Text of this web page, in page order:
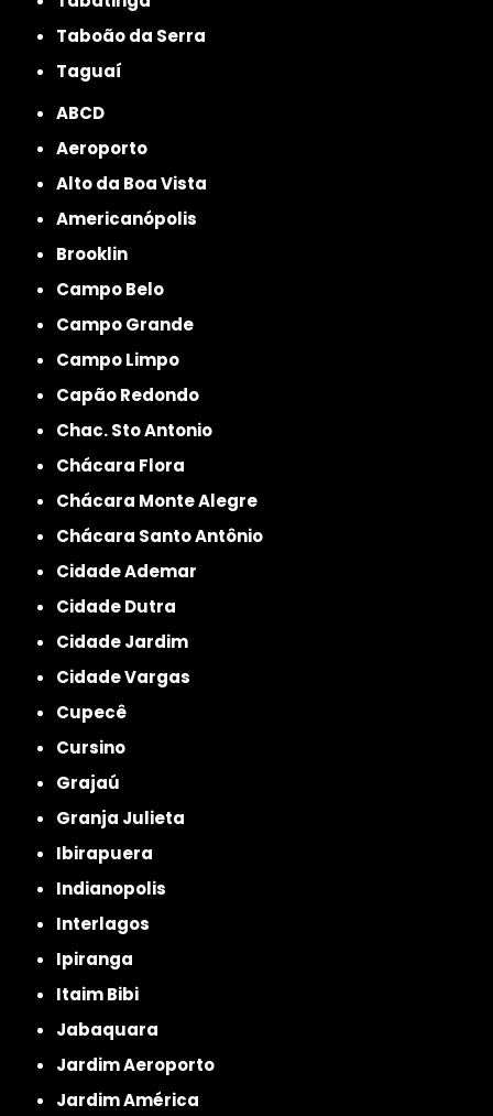
Taboão da Serra
Taguaí
ABCD
Aeroporto
Alto da Boa Vista
Americanópolis
Brooklin
Campo Belo
Campo Grande
Campo Limpo
Capão Redondo
Chac. Sto Antonio
Chácara Flora
Chácara Monte Alegre
Chácara Santo Antônio
Cidade Ademar
Cidade Dutra
Cidade Jardim
Cidade Vargas
Cupecê
Cursino
Grajaú
Granja Julieta
Ibirapuera
Indianopolis
Interlagos
Ipiranga
Itaim Bibi
Jabaquara
Jardim Aeroporto
Jardim América